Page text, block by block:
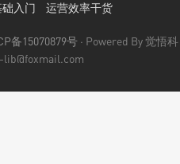
入门 运营效率干货
备15070879号 · Powered By 觉悟科